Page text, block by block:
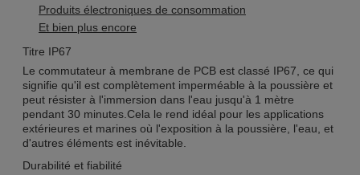
Produits électroniques de consommation
Et bien plus encore
Titre IP67
Le commutateur à membrane de PCB est classé IP67, ce qui
signifie qu'il est complètement imperméable à la poussière et
peut résister à l'immersion dans l'eau jusqu'à 1 mètre
pendant 30 minutes.Cela le rend idéal pour les applications
extérieures et marines où l'exposition à la poussière, l'eau, et
d'autres éléments est inévitable.
Durabilité et fiabilité